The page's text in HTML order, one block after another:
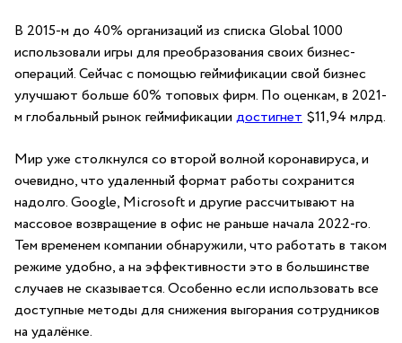
В 2015-м до 40% организаций из списка Global 1000
использовали игры для преобразования своих бизнес-
операций. Сейчас с помощью геймификации свой бизнес
улучшают больше 60% топовых фирм. По оценкам, в 2021-
м глобальный рынок геймификации достигнет $11,94 млрд.
Мир уже столкнулся со второй волной коронавируса, и
очевидно, что удаленный формат работы сохранится
надолго. Google, Microsoft и другие рассчитывают на
массовое возвращение в офис не раньше начала 2022-го.
Тем временем компании обнаружили, что работать в таком
режиме удобно, а на эффективности это в большинстве
случаев не сказывается. Особенно если использовать все
доступные методы для снижения выгорания сотрудников
на удалёнке.